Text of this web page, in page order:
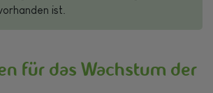
ist.
für das Wachstum der